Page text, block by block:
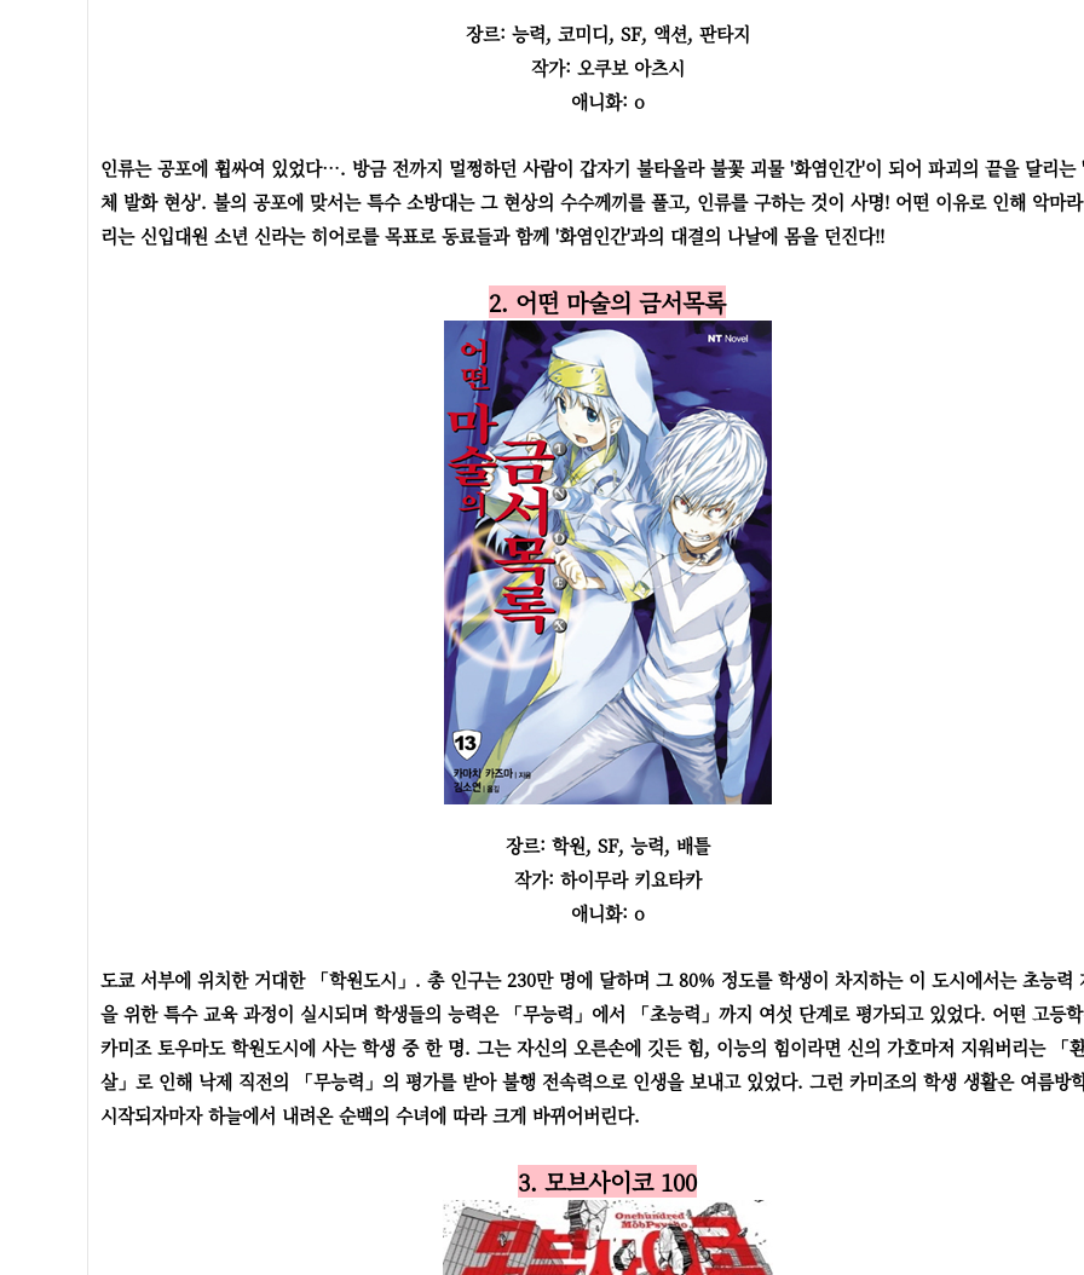
장르: 능력, 코미디, SF, 액션, 판타지
작가: 오쿠보 아츠시
애니화: o
인류는 공포에 휩싸여 있었다…. 방금 전까지 멀쩡하던 사람이 갑자기 불타올라 불꽃 괴물 '화염인간'이 되어 파괴의 끝을 달리는
체 발화 현상'. 불의 공포에 맞서는 특수 소방대는 그 현상의 수수께끼를 풀고, 인류를 구하는 것이 사명! 어떤 이유로 인해 악마
리는 신입대원 소년 신라는 히어로를 목표로 동료들과 함께 '화염인간'과의 대결의 나날에 몸을 던진다!!
2. 어떤 마술의 금서목록
장르: 학원, SF, 능력, 배틀
작가: 하이무라 키요타카
애니화: o
도쿄 서부에 위치한 거대한 「학원도시」. 총 인구는 230만 명에 달하며 그 80% 정도를 학생이 차지하는 이 도시에서는 초능력
을 위한 특수 교육 과정이 실시되며 학생들의 능력은 「무능력」에서 「초능력」까지 여섯 단계로 평가되고 있었다. 어떤 고등
카미조 토우마도 학원도시에 사는 학생 중 한 명. 그는 자신의 오른손에 깃든 힘, 이능의 힘이라면 신의 가호마저 지워버리는 「
살」로 인해 낙제 직전의 「무능력」의 평가를 받아 불행 전속력으로 인생을 보내고 있었다. 그런 카미조의 학생 생활은 여름방
시작되자마자 하늘에서 내려온 순백의 수녀에 따라 크게 바뀌어버린다.
3. 모브사이코 100